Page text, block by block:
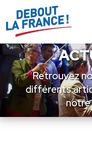
Retrouvez
différents
Panneau de gestion des